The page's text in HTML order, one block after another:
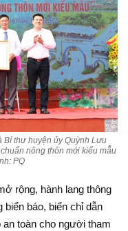
Bí thư huyện ủy Quỳnh Lưu
nông thôn mới kiểu mẫu
PQ
rộng, hành lang thông
báo, biển chỉ dẫn
toàn cho người tham